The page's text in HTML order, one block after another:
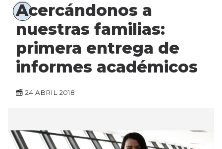
Acercándonos a
nuestras familias:
primera entrega de
informes académicos
24 ABRIL 2018